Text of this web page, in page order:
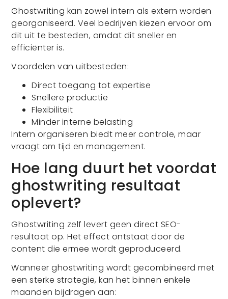
Ghostwriting kan zowel intern als extern worden
georganiseerd. Veel bedrijven kiezen ervoor om
dit uit te besteden, omdat dit sneller en
efficiënter is.
Voordelen van uitbesteden:
Direct toegang tot expertise
Snellere productie
Flexibiliteit
Minder interne belasting
Intern organiseren biedt meer controle, maar
vraagt om tijd en management.
Hoe lang duurt het voordat
ghostwriting resultaat
oplevert?
Ghostwriting zelf levert geen direct SEO-
resultaat op. Het effect ontstaat door de
content die ermee wordt geproduceerd.
Wanneer ghostwriting wordt gecombineerd met
een sterke strategie, kan het binnen enkele
maanden bijdragen aan: